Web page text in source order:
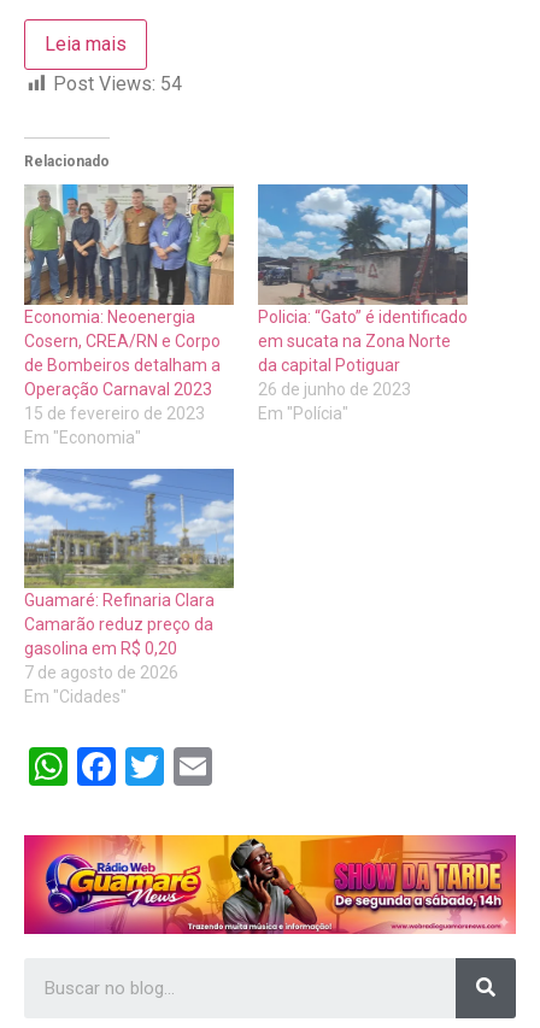
Leia mais
Post Views: 54
Relacionado
Economia: Neoenergia
Cosern, CREA/RN e Corpo
de Bombeiros detalham a
Operação Carnaval 2023
15 de fevereiro de 2023
Em "Economia"
Policia: “Gato” é identificado
em sucata na Zona Norte
da capital Potiguar
26 de junho de 2023
Em "Polícia"
Guamaré: Refinaria Clara
Camarão reduz preço da
gasolina em R$ 0,20
7 de agosto de 2026
Em "Cidades"
WhatsApp
Facebook
Twitter